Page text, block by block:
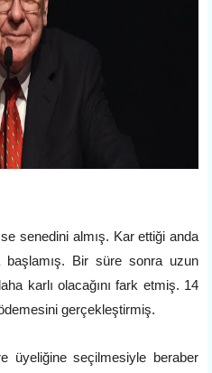
senedini almış. Kar ettiği anda
Bir süre sonra uzun
karlı olacağını fark etmiş. 14
gerçekleştirmiş.
üyeliğine seçilmesiyle beraber